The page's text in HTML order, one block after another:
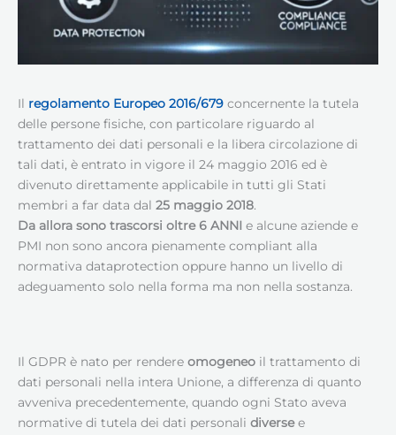
Il regolamento Europeo 2016/679 concernente la tutela
delle persone fisiche, con particolare riguardo al
trattamento dei dati personali e la libera circolazione di
tali dati, è entrato in vigore il 24 maggio 2016 ed è
divenuto direttamente applicabile in tutti gli Stati
membri a far data dal 25 maggio 2018.
Da allora sono trascorsi oltre 6 ANNI e alcune aziende e
PMI non sono ancora pienamente compliant alla
normativa dataprotection oppure hanno un livello di
adeguamento solo nella forma ma non nella sostanza.
Il GDPR è nato per rendere omogeneo il trattamento di
dati personali nella intera Unione, a differenza di quanto
avveniva precedentemente, quando ogni Stato aveva
normative di tutela dei dati personali diversee